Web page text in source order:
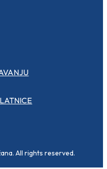
All rights reserved.